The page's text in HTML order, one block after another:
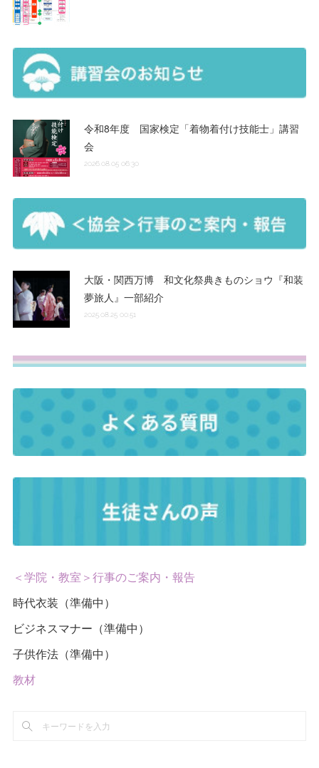
令和8年度 国家検定「着物着付け技能士」講習
会
2026.08.05 06:30
大阪・関西万博 和文化祭典きものショウ『和装
夢旅人』一部紹介
2025.08.25 00:51
＜学院・教室＞行事のご案内・報告
時代衣装（準備中）
ビジネスマナー（準備中）
子供作法（準備中）
教材